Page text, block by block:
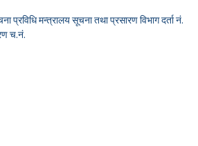
प्रविधि मन्त्रालय सूचना तथा प्रसारण विभाग दर्ता नं.
च.नं.